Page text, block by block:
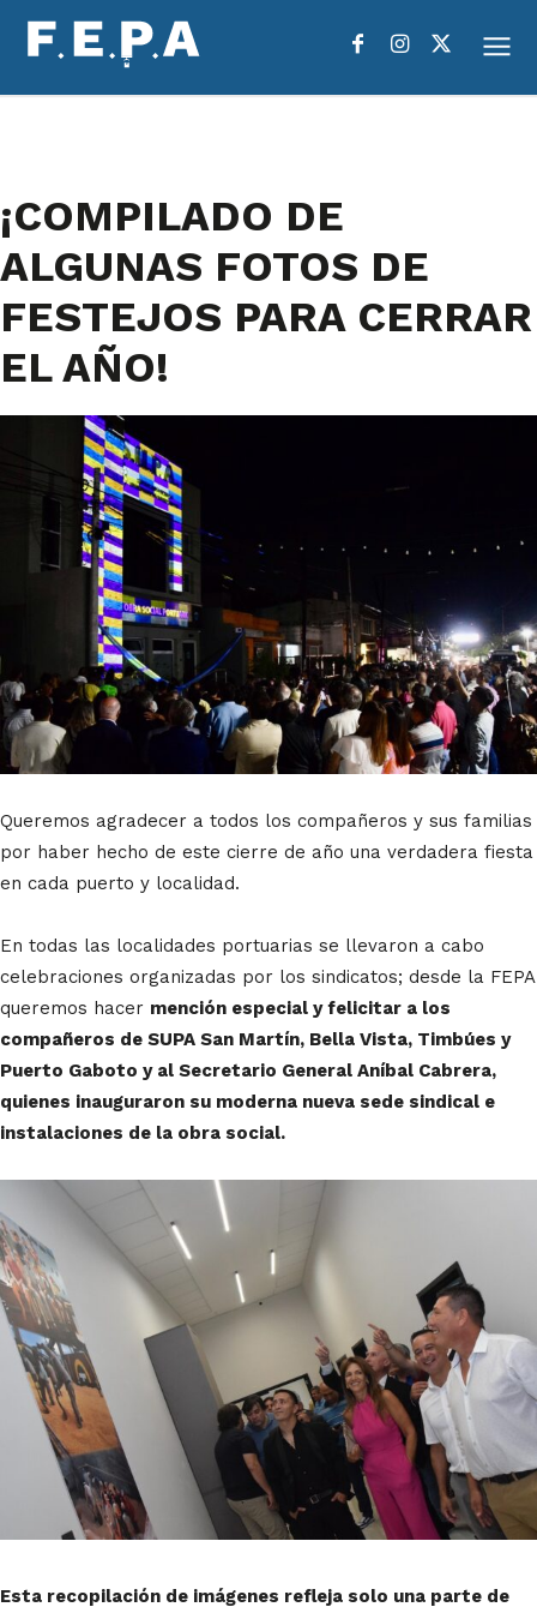
¡COMPILADO DE
ALGUNAS FOTOS DE
FESTEJOS PARA CERRAR
EL AÑO!
Queremos agradecer a todos los compañeros y sus familias
por haber hecho de este cierre de año una verdadera fiesta
en cada puerto y localidad.
En todas las localidades portuarias se llevaron a cabo
celebraciones organizadas por los sindicatos; desde la FEPA
queremos hacer mención especial y felicitar a los
compañeros de SUPA San Martín, Bella Vista, Timbúes y
Puerto Gaboto y al Secretario General Aníbal Cabrera,
quienes inauguraron su moderna nueva sede sindical e
instalaciones de la obra social.
Esta recopilación de imágenes refleja solo una parte de